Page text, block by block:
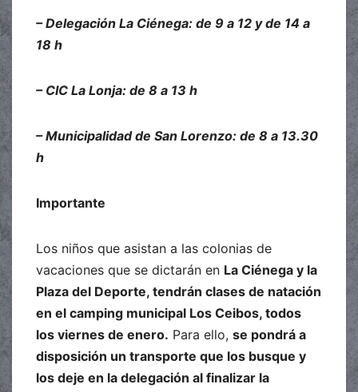
– Delegación La Ciénega: de 9 a 12 y de 14 a
18 h
– CIC La Lonja: de 8 a 13 h
– Municipalidad de San Lorenzo: de 8 a 13.30
h
Importante
Los niños que asistan a las colonias de
vacaciones que se dictarán en La Ciénega y la
Plaza del Deporte, tendrán clases de natación
en el camping municipal Los Ceibos, todos
los viernes de enero. Para ello, se pondrá a
disposición un transporte que los busque y
los deje en la delegación al finalizar la